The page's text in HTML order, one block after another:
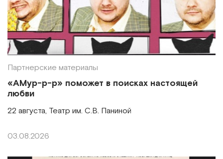
Партнерские материалы
«АМур-р-р» поможет в поисках настоящей
любви
22 августа, Театр им. С.В. Паниной
03.08.2026